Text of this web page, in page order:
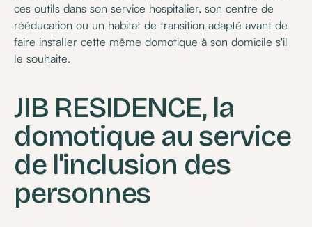
ces outils dans son service hospitalier, son centre de
rééducation ou un habitat de transition adapté avant de
faire installer cette même domotique à son domicile s'il
le souhaite.
JIB RESIDENCE, la
domotique au service
de l'inclusion des
personnes